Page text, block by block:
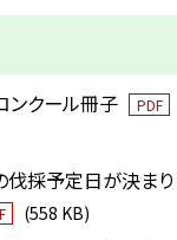
ンクール冊子 PDF
伐採予定日が決まり
(558 KB)